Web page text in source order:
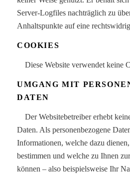
Server-Logfiles nachträglich zu
Anhaltspunkte auf eine
COOKIES
Diese Website verwendet keine
UMGANG MIT
DATEN
Der Websitebetreiber erhebt
Daten. Als personenbezogene
Informationen, welche dazu
bestimmen und welche zu Ihnen
können – also beispielsweise Ihr